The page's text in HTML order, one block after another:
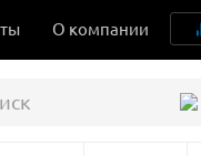
О компании